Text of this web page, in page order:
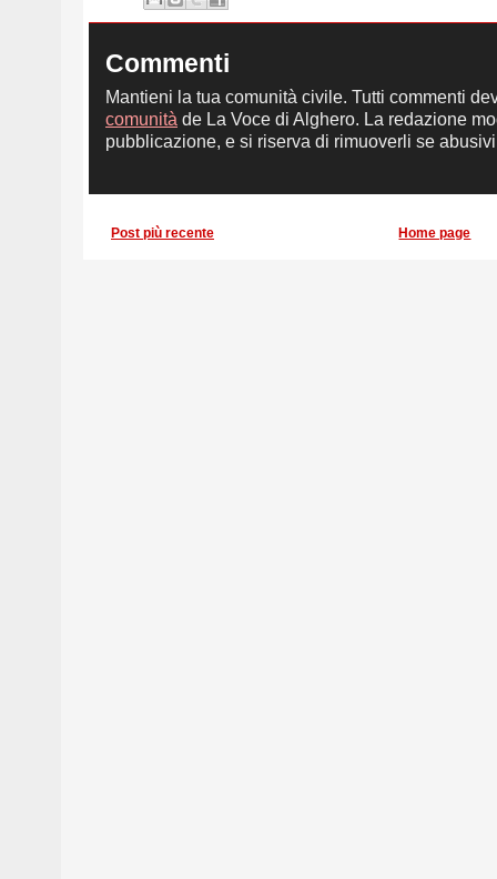
Commenti
Mantieni la tua comunità civile. Tutti commenti
comunità de La Voce di Alghero. La redazione
pubblicazione, e si riserva di rimuoverli se
Post più recente Home page